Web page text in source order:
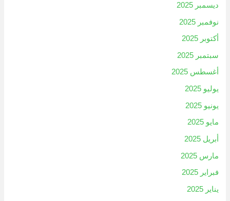
ديسمبر 2025
نوفمبر 2025
أكتوبر 2025
سبتمبر 2025
أغسطس 2025
يوليو 2025
يونيو 2025
مايو 2025
أبريل 2025
مارس 2025
فبراير 2025
يناير 2025